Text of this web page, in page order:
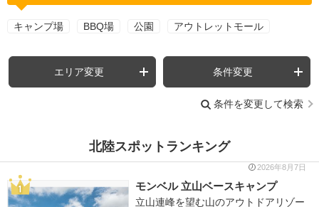
キャンプ場 BBQ場 公園 アウトレットモール
エリア変更 条件変更
条件を変更して検索
北陸スポットランキング
2026年8月7日
モンベル 立山ベースキャンプ
立山連峰を望む山のアウトドアリゾー